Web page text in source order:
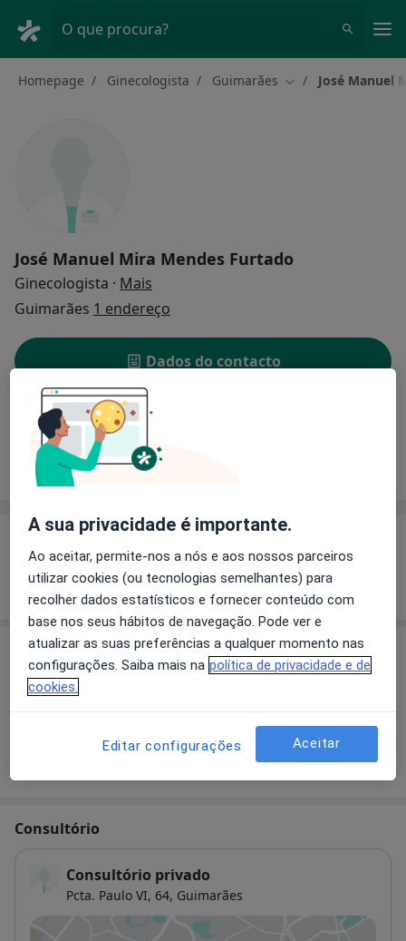
O que procura?
Homepage Ginecologista Guimarães Mudar de cidade
José Manuel
José Manuel Mira Mendes Furtado
Ginecologista · Mais
Guimarães 1 endereço
Dados do contacto
Solicite um atendimento
Experiência Preços
Experiência
Mostrar mais detalhes
sobre a experiência
Preços
Sem informação sobre serviços e preços
informação sobre serviços
Consultório
Consultório privado
Pcta. Paulo VI, 64, Guimarães
A sua privacidade é importante.
Ao aceitar, permite-nos a nós e aos nossos parceiros
utilizar cookies (ou tecnologias semelhantes) para
recolher dados estatísticos e fornecer conteúdo com
base nos seus hábitos de navegação. Pode ver e
atualizar as suas preferências a qualquer momento nas
configurações. Saiba mais na política de privacidade e de
cookies.
Editar configurações Aceitar